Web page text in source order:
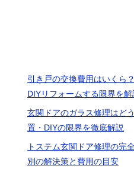
引き戸の交換費用はいくら
DIYリフォームする限界を解
玄関ドアのガラス修理はど
置・DIYの限界を徹底解説
トステム玄関ドア修理の完
別の解決策と費用の目安